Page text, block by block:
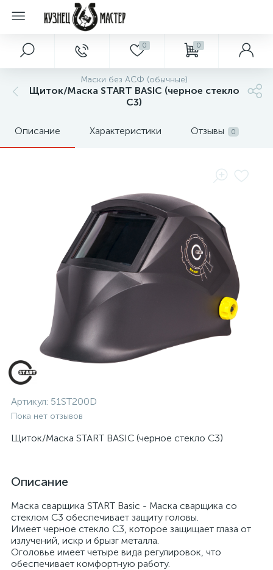
0 0
Маски без АСФ (обычные)
Щиток/Маска START BASIC (черное стекло
C3)
Описание Характеристики Отзывы 0
Артикул: 51ST200D
Пока нет отзывов
Щиток/Маска START BASIC (черное стекло C3)
Описание
Маска сварщика START Basic - Маска сварщика со
стеклом С3 обеспечивает защиту головы.
Имеет черное стекло C3, которое защищает глаза от
излучений, искр и брызг металла.
Оголовье имеет четыре вида регулировок, что
обеспечивает комфортную работу.